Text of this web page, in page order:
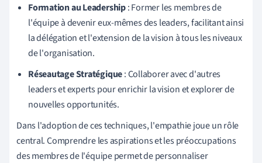
Formation au Leadership: Former les membres de
l'équipe à devenir eux-mêmes des leaders, facilitant ainsi
la délégation et l'extension de la vision à tous les niveaux
de l'organisation.
Réseautage Stratégique: Collaborer avec d'autres
leaders et experts pour enrichir la vision et explorer de
nouvelles opportunités.
Dans l'adoption de ces techniques, l'empathie joue un rôle
central. Comprendre les aspirations et les préoccupations
des membres de l'équipe permet de personnaliser